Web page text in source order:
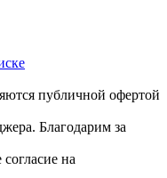
публичной офертой
Благодарим за
на